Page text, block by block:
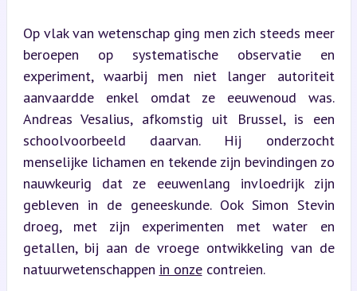
Op vlak van wetenschap ging men zich steeds meer
beroepen op systematische observatie en
experiment, waarbij men niet langer autoriteit
aanvaardde enkel omdat ze eeuwenoud was.
Andreas Vesalius, afkomstig uit Brussel, is een
schoolvoorbeeld daarvan. Hij onderzocht
menselijke lichamen en tekende zijn bevindingen zo
nauwkeurig dat ze eeuwenlang invloedrijk zijn
gebleven in de geneeskunde. Ook Simon Stevin
droeg, met zijn experimenten met water en
getallen, bij aan de vroege ontwikkeling van de
natuurwetenschappen in onze contreien.